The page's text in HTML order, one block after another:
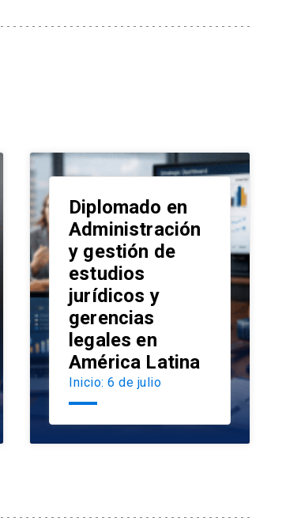
Diplomado en
Administración
y gestión de
estudios
jurídicos y
gerencias
legales en
América Latina
Inicio: 6 de julio